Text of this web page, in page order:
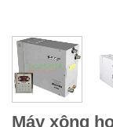
Máy xông